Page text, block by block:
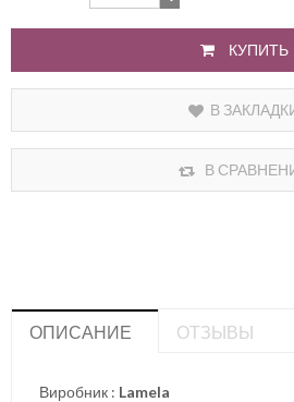
КУПИТЬ
В
В
ОПИСАНИЕ ОТЗЫВЫ
Виробник : Lamela